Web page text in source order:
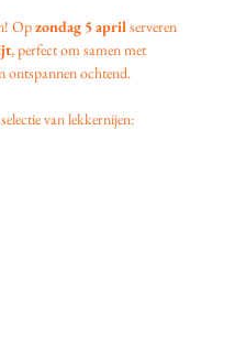
Op zondag 5 april serveren
, perfect om samen met
ontspannen ochtend.
van lekkernijen: